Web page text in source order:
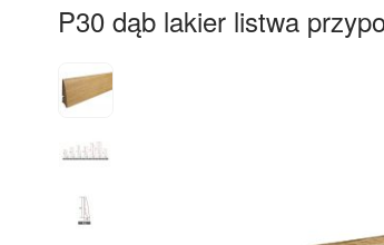
P30 dąb lakier listwa